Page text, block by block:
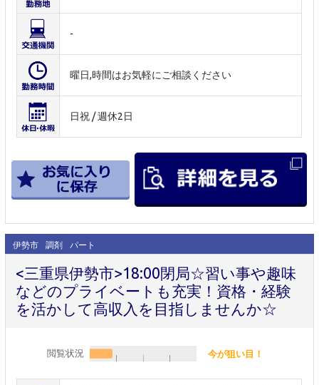
-
曜日,時間はお気軽にご相談ください
日祝 / 週休2日
伊勢市 調剤 パート
<三重県伊勢市>18:00閉局☆習い事や趣味
などのプライベートも充実！資格・経験
を活かして高収入を目指しませんか☆
閲覧状況 今が狙い目！